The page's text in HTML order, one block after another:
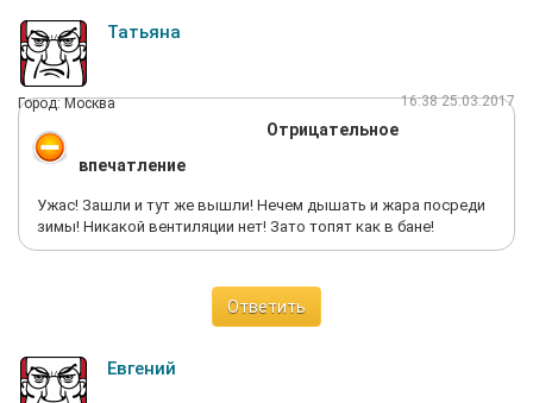
Татьяна
Город: Москва 16:38 25.03.2017
Отрицательное
впечатление
Ужас! Зашли и тут же вышли! Нечем дышать и жара посреди
зимы! Никакой вентиляции нет! Зато топят как в бане!
Ответить
Евгений